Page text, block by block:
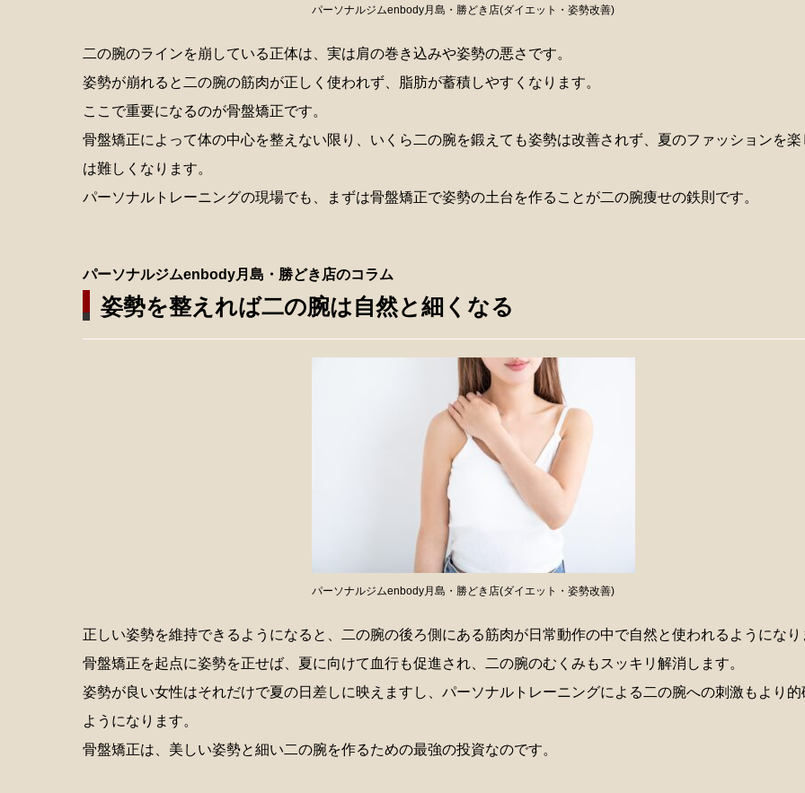
パーソナルジムenbody月島・勝どき店(ダイエット・姿勢改善)
二の腕のラインを崩している正体は、実は肩の巻き込みや姿勢の悪さです。
姿勢が崩れると二の腕の筋肉が正しく使われず、脂肪が蓄積しやすくなります。
ここで重要になるのが骨盤矯正です。
骨盤矯正によって体の中心を整えない限り、いくら二の腕を鍛えても姿勢は改善されず、夏のファッションを楽
は難しくなります。
パーソナルトレーニングの現場でも、まずは骨盤矯正で姿勢の土台を作ることが二の腕痩せの鉄則です。
パーソナルジムenbody月島・勝どき店のコラム
姿勢を整えれば二の腕は自然と細くなる
パーソナルジムenbody月島・勝どき店(ダイエット・姿勢改善)
正しい姿勢を維持できるようになると、二の腕の後ろ側にある筋肉が日常動作の中で自然と使われるようになり
骨盤矯正を起点に姿勢を正せば、夏に向けて血行も促進され、二の腕のむくみもスッキリ解消します。
姿勢が良い女性はそれだけで夏の日差しに映えますし、パーソナルトレーニングによる二の腕への刺激もより的
ようになります。
骨盤矯正は、美しい姿勢と細い二の腕を作るための最強の投資なのです。